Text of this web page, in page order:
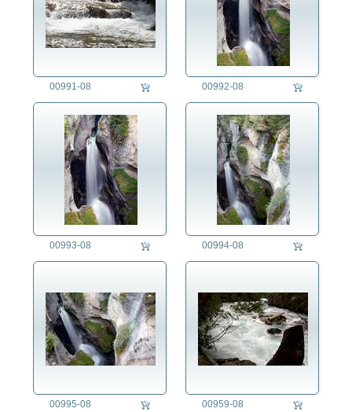
00991-08 00992-08
00993-08 00994-08
00995-08 00959-08